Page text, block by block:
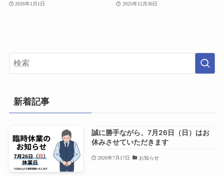
2026年1月1日 2025年12月30日
新着記事
誠に勝手ながら、7月26日（日）はお
休みさせていただきます
2026年7月17日 お知らせ